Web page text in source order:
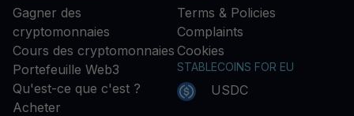
Gagner des
cryptomonnaies
Cours des cryptomonnaies
Portefeuille Web3
Qu'est-ce que c'est ?
Acheter
Terms & Policies
Complaints
Cookies
STABLECOINS FOR EU
USDC